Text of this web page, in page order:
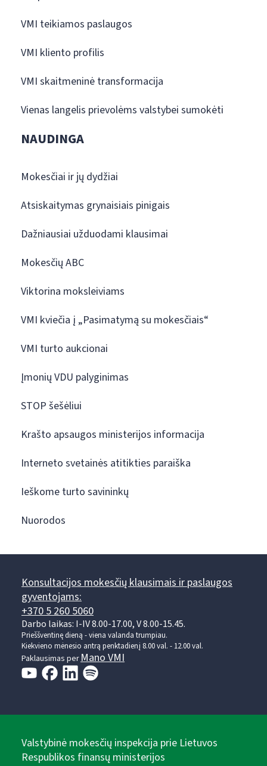
VMI teikiamos paslaugos
VMI kliento profilis
VMI skaitmeninė transformacija
Vienas langelis prievolėms valstybei sumokėti
NAUDINGA
Mokesčiai ir jų dydžiai
Atsiskaitymas grynaisiais pinigais
Dažniausiai užduodami klausimai
Mokesčių ABC
Viktorina moksleiviams
VMI kviečia į „Pasimatymą su mokesčiais“
VMI turto aukcionai
Įmonių VDU palyginimas
STOP šešėliui
Krašto apsaugos ministerijos informacija
Interneto svetainės atitikties paraiška
Ieškome turto savininkų
Nuorodos
Konsultacijos mokesčių klausimais ir paslaugos
gyventojams:
+370 5 260 5060
Darbo laikas: I-IV 8.00-17.00, V 8.00-15.45.
Prieššventinę dieną - viena valanda trumpiau.
Kiekvieno mėnesio antrą penktadienį 8.00 val. - 12.00 val.
Paklausimas per Mano VMI
Valstybinė mokesčių inspekcija prie Lietuvos
Respublikos finansų ministerijos